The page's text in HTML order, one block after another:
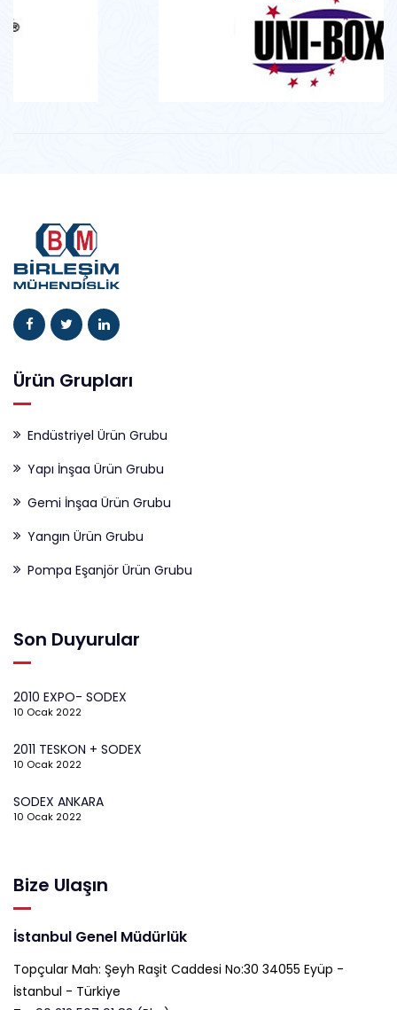
Ürün Grupları
Endüstriyel Ürün Grubu
Yapı İnşaa Ürün Grubu
Gemi İnşaa Ürün Grubu
Yangın Ürün Grubu
Pompa Eşanjör Ürün Grubu
Son Duyurular
2010 EXPO- SODEX
10 Ocak 2022
2011 TESKON + SODEX
10 Ocak 2022
SODEX ANKARA
10 Ocak 2022
Bize Ulaşın
İstanbul Genel Müdürlük
Topçular Mah: Şeyh Raşit Caddesi No:30 34055 Eyüp -
İstanbul - Türkiye